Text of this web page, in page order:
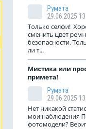
Румата
29.06.2025
Только селфи!
сменить цвет
безопасности.
ли т...
Мистика или
примета!
Румата
29.06.2025
Нет никакой
мои наблюдения
фотомодели?